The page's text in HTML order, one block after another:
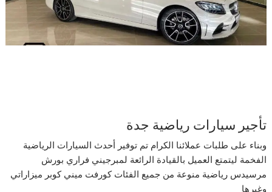
تأجير سيارات رياضية جدة
وبناء على طلبات عملائنا الكرام تم توفير أحدث السيارات الرياضية
الفخمة ليتمتع العميل بالقيادة الرائعة لمبرجيني فراري بورش
مرسيدس رياضية منوعة من جميع الفئات كورفت ميني كوبر ميزاراتي
وغيرها